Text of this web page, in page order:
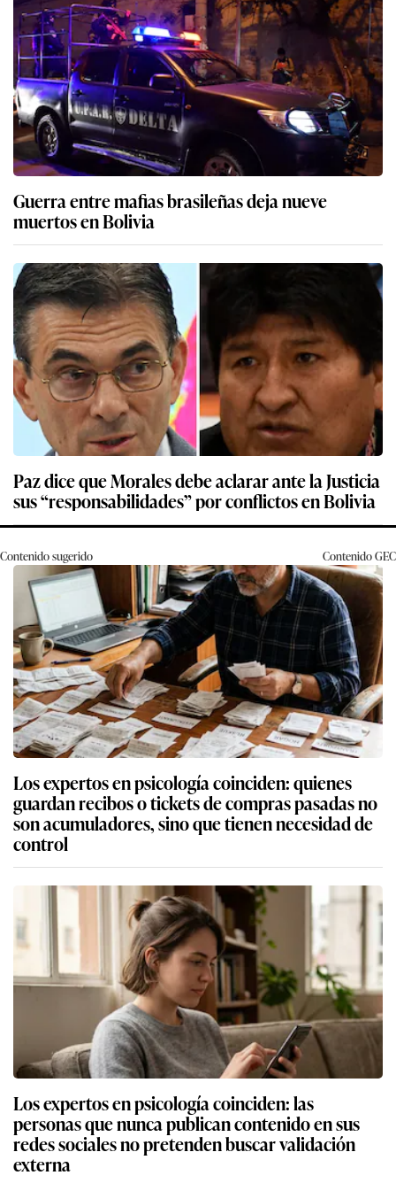
Guerra entre mafias brasileñas deja nueve
muertos en Bolivia
Paz dice que Morales debe aclarar ante la Justicia
sus “responsabilidades” por conflictos en Bolivia
Contenido sugerido ContenidoGEC
Los expertos en psicología coinciden: quienes
guardan recibos o tickets de compras pasadas no
son acumuladores, sino que tienen necesidad de
control
Los expertos en psicología coinciden: las
personas que nunca publican contenido en sus
redes sociales no pretenden buscar validación
externa